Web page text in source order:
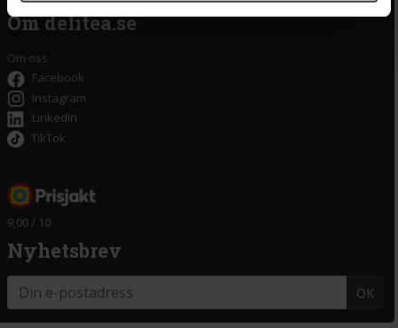
Om delitea.se
Om oss
Facebook
Instagram
LinkedIn
TikTok
9,00 / 10
Nyhetsbrev
OK